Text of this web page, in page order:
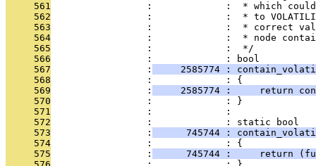
     561
:             :  * which
     562
:             :  * to
     563
:             :  * correct
     564
:             :  * node
     565
                 :             :  */
     566
                 :             : bool
     567
                 :
2585774 :
     568
                 :             : {
     569
                 :
2585774 :     return
     570
                 :             : }
     571
                 :             :
     572
                 :             : static bool
     573
                 :
745744 :
     574
                 :             : {
     575
                 :
745744 :     return